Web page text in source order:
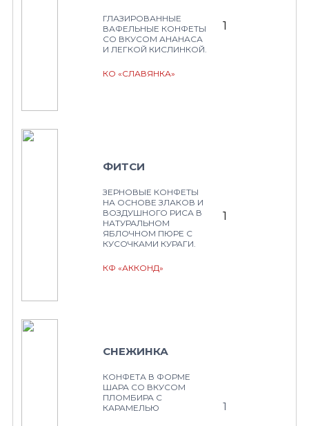
ГЛАЗИРОВАННЫЕ
ВАФЕЛЬНЫЕ КОНФЕТЫ
СО ВКУСОМ АНАНАСА
И ЛЕГКОЙ КИСЛИНКОЙ.
КО «СЛАВЯНКА»
1
ФИТСИ
ЗЕРНОВЫЕ КОНФЕТЫ
НА ОСНОВЕ ЗЛАКОВ И
ВОЗДУШНОГО РИСА В
НАТУРАЛЬНОМ
ЯБЛОЧНОМ ПЮРЕ С
КУСОЧКАМИ КУРАГИ.
КФ «АККОНД»
1
СНЕЖИНКА
КОНФЕТА В ФОРМЕ
ШАРА СО ВКУСОМ
ПЛОМБИРА С
КАРАМЕЛЬЮ
1